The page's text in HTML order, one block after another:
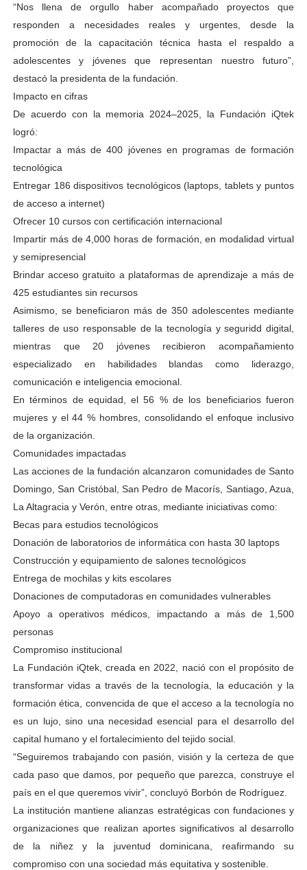
“Nos llena de orgullo haber acompañado proyectos que
responden a necesidades reales y urgentes, desde la
promoción de la capacitación técnica hasta el respaldo a
adolescentes y jóvenes que representan nuestro futuro”,
destacó la presidenta de la fundación.
Impacto en cifras
De acuerdo con la memoria 2024–2025, la Fundación iQtek
logró:
Impactar a más de 400 jóvenes en programas de formación
tecnológica
Entregar 186 dispositivos tecnológicos (laptops, tablets y puntos
de acceso a internet)
Ofrecer 10 cursos con certificación internacional
Impartir más de 4,000 horas de formación, en modalidad virtual
y semipresencial
Brindar acceso gratuito a plataformas de aprendizaje a más de
425 estudiantes sin recursos
Asimismo, se beneficiaron más de 350 adolescentes mediante
talleres de uso responsable de la tecnología y seguridd digital,
mientras que 20 jóvenes recibieron acompañamiento
especializado en habilidades blandas como liderazgo,
comunicación e inteligencia emocional.
En términos de equidad, el 56 % de los beneficiarios fueron
mujeres y el 44 % hombres, consolidando el enfoque inclusivo
de la organización.
Comunidades impactadas
Las acciones de la fundación alcanzaron comunidades de Santo
Domingo, San Cristóbal, San Pedro de Macorís, Santiago, Azua,
La Altagracia y Verón, entre otras, mediante iniciativas como:
Becas para estudios tecnológicos
Donación de laboratorios de informática con hasta 30 laptops
Construcción y equipamiento de salones tecnológicos
Entrega de mochilas y kits escolares
Donaciones de computadoras en comunidades vulnerables
Apoyo a operativos médicos, impactando a más de 1,500
personas
Compromiso institucional
La Fundación iQtek, creada en 2022, nació con el propósito de
transformar vidas a través de la tecnología, la educación y la
formación ética, convencida de que el acceso a la tecnología no
es un lujo, sino una necesidad esencial para el desarrollo del
capital humano y el fortalecimiento del tejido social.
“Seguiremos trabajando con pasión, visión y la certeza de que
cada paso que damos, por pequeño que parezca, construye el
país en el que queremos vivir”, concluyó Borbón de Rodríguez.
La institución mantiene alianzas estratégicas con fundaciones y
organizaciones que realizan aportes significativos al desarrollo
de la niñez y la juventud dominicana, reafirmando su
compromiso con una sociedad más equitativa y sostenible.